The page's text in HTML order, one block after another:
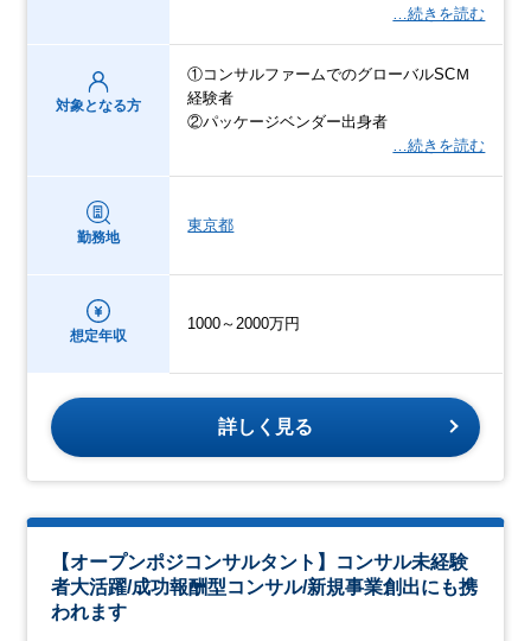
…続きを読む
対象となる方
①コンサルファームでのグローバルSCＭ
経験者
②パッケージベンダー出身者
…続きを読む
勤務地
東京都
想定年収
1000～2000万円
詳しく見る
【オープンポジコンサルタント】コンサル未経験
者大活躍/成功報酬型コンサル/新規事業創出にも携
われます